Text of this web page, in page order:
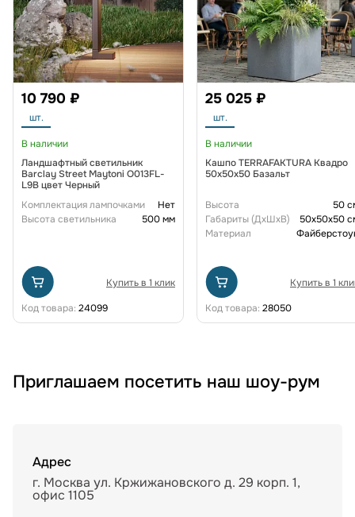
10 790 ₽
шт.
В наличии
Ландшафтный светильник
Barclay Street Maytoni O013FL-
L9B цвет Черный
Комплектация лампочками
Нет
Высота светильника
500 мм
Купить в 1 клик
Код товара: 24099
25 025 ₽
шт.
В наличии
Кашпо TERRAFAKTURA Квадро
50x50x50 Базальт
Высота
50
Габариты (ДxШxВ)
50x50x50
Материал
Купить в 1
Код товара: 28050
Приглашаем посетить наш шоу-рум
Адрес
г. Москва ул. Кржижановского д. 29 корп. 1,
офис 1105